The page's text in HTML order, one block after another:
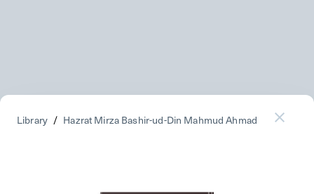
Library / Hazrat Mirza Bashir-ud-Din Mahmud Ahmad